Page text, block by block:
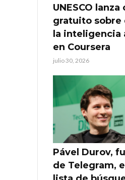
UNESCO lanza
gratuito sobre
la inteligencia
en Coursera
julio 30, 2026
Pável Durov,
de Telegram,